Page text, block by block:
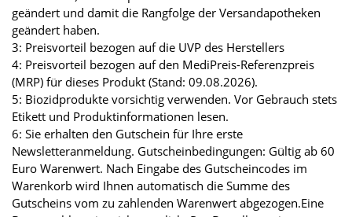
geändert und damit die Rangfolge der Versandapotheken
geändert haben.
3: Preisvorteil bezogen auf die UVP des Herstellers
4: Preisvorteil bezogen auf den MediPreis-Referenzpreis
(MRP) für dieses Produkt (Stand: 09.08.2026).
5: Biozidprodukte vorsichtig verwenden. Vor Gebrauch stets
Etikett und Produktinformationen lesen.
6: Sie erhalten den Gutschein für Ihre erste
Newsletteranmeldung. Gutscheinbedingungen: Gültig ab 60
Euro Warenwert. Nach Eingabe des Gutscheincodes im
Warenkorb wird Ihnen automatisch die Summe des
Gutscheins vom zu zahlenden Warenwert abgezogen.Eine